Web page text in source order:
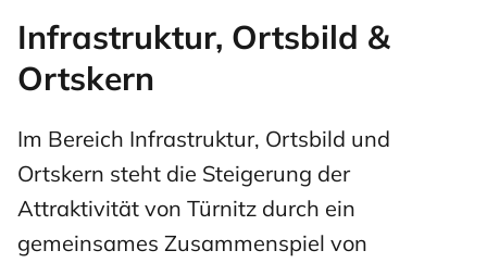
Infrastruktur, Ortsbild &
Ortskern
Im Bereich Infrastruktur, Ortsbild und
Ortskern steht die Steigerung der
Attraktivität von Türnitz durch ein
gemeinsames Zusammenspiel von